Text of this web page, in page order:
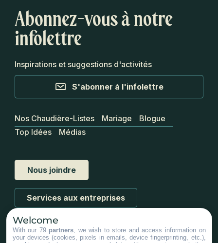
Abonnez-vous à notre
infolettre
Inspirations et suggestions d'activités
S'abonner à l'infolettre
Nous joindre
Services aux entreprises
Nos Chaudière-Listes Mariage
Blogue
Top Idées
Médias
Welcome
With our 79 partners , we wish to store and access information on
your devices (cookies, pixels in emails, device fingerprinting, etc.),